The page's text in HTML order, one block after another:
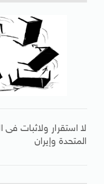
لا استقرار ولاثبات
المتحدة وإيران